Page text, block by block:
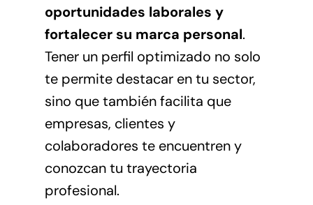
oportunidades laborales y
fortalecer su marca personal.
Tener un perfil optimizado no solo
te permite destacar en tu sector,
sino que también facilita que
empresas, clientes y
colaboradores te encuentren y
conozcan tu trayectoria
profesional.